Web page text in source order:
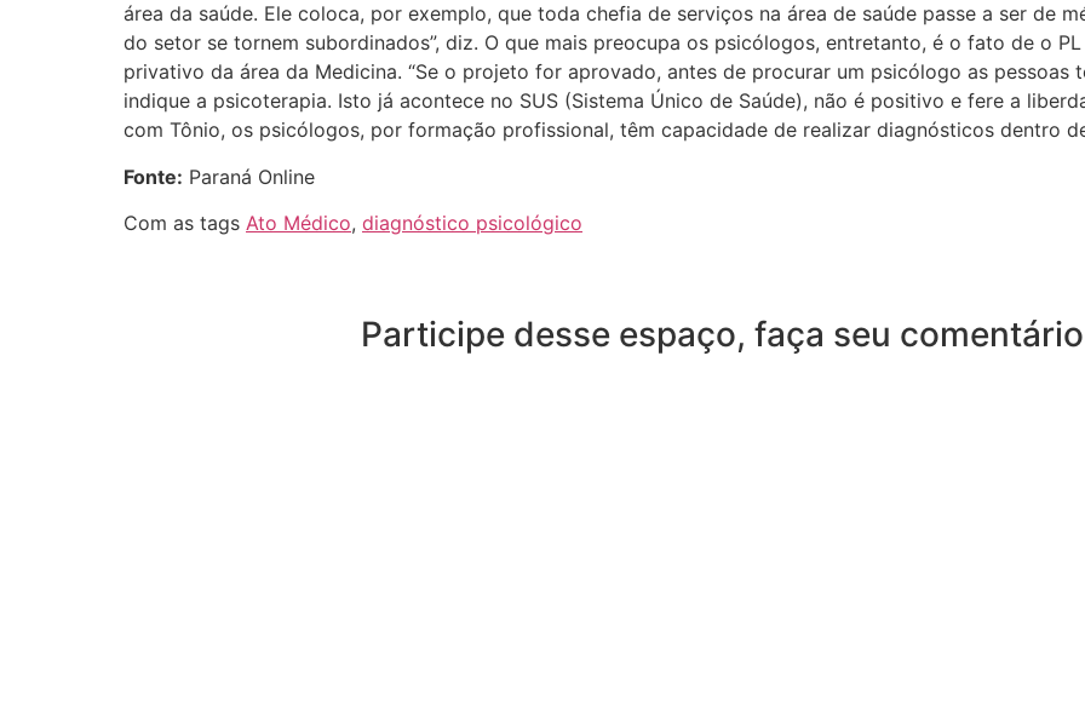
área da saúde. Ele coloca, por exemplo, que toda chefia de serviços na área de saúde passe a ser de
do setor se tornem subordinados”, diz. O que mais preocupa os psicólogos, entretanto, é o fato de o
privativo da área da Medicina. “Se o projeto for aprovado, antes de procurar um psicólogo as pessoas
indique a psicoterapia. Isto já acontece no SUS (Sistema Único de Saúde), não é positivo e fere a
com Tônio, os psicólogos, por formação profissional, têm capacidade de realizar diagnósticos dentro
Fonte: Paraná Online
Com as tags Ato Médico, diagnóstico psicológico
Participe desse espaço, faça seu